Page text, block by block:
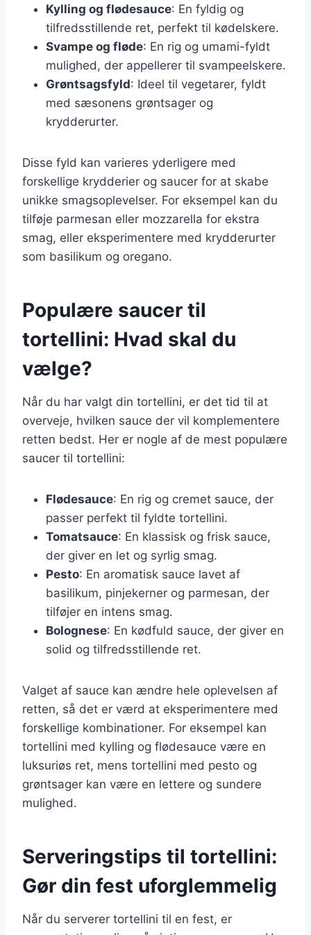
Kylling og flødesauce: En fyldig og
tilfredsstillende ret, perfekt til kødelskere.
Svampe og fløde: En rig og umami-fyldt
mulighed, der appellerer til svampeelskere.
Grøntsagsfyld: Ideel til vegetarer, fyldt
med sæsonens grøntsager og
krydderurter.
Disse fyld kan varieres yderligere med
forskellige krydderier og saucer for at skabe
unikke smagsoplevelser. For eksempel kan du
tilføje parmesan eller mozzarella for ekstra
smag, eller eksperimentere med krydderurter
som basilikum og oregano.
Populære saucer til
tortellini: Hvad skal du
vælge?
Når du har valgt din tortellini, er det tid til at
overveje, hvilken sauce der vil komplementere
retten bedst. Her er nogle af de mest populære
saucer til tortellini:
Flødesauce: En rig og cremet sauce, der
passer perfekt til fyldte tortellini.
Tomatsauce: En klassisk og frisk sauce,
der giver en let og syrlig smag.
Pesto: En aromatisk sauce lavet af
basilikum, pinjekerner og parmesan, der
tilføjer en intens smag.
Bolognese: En kødfuld sauce, der giver en
solid og tilfredsstillende ret.
Valget af sauce kan ændre hele oplevelsen af
retten, så det er værd at eksperimentere med
forskellige kombinationer. For eksempel kan
tortellini med kylling og flødesauce være en
luksuriøs ret, mens tortellini med pesto og
grøntsager kan være en lettere og sundere
mulighed.
Serveringstips til tortellini:
Gør din fest uforglemmelig
Når du serverer tortellini til en fest, er